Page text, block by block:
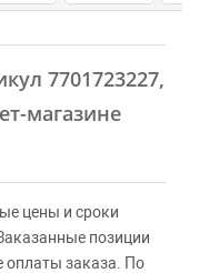
7701723227,
магазине
цены и сроки
позиции
оплаты заказа. По